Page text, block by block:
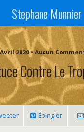
Stephane Munnier
2020 • Aucun
Contre Le
Épingler